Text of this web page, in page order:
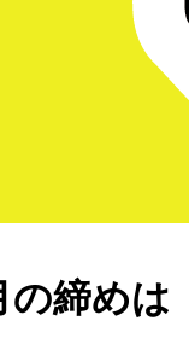
の締めは